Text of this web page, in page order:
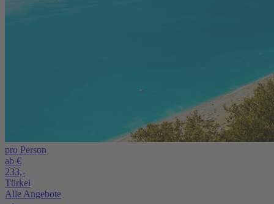
pro Person
ab €
233,-
Türkei
Alle Angebote